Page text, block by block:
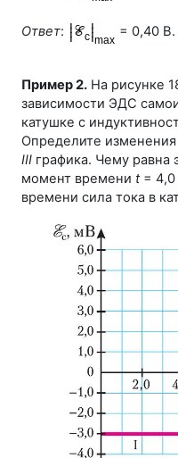
Ответ: = 0,40 В.
Пример 2. На рисунке
зависимости ЭДС
катушке с
Определите изменения
III графика. Чему равна
момент времени t= 4,0
времени сила тока в